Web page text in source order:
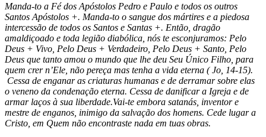
Manda-to a Fé dos Apóstolos Pedro e Paulo e todos os outros
Santos Apóstolos +. Manda-to o sangue dos mártires e a piedosa
intercessão de todos os Santos e Santas +. Então, dragão
amaldiçoado e toda legião diabólica, nós te esconjuramos: Pelo
Deus + Vivo, Pelo Deus + Verdadeiro, Pelo Deus + Santo, Pelo
Deus que tanto amou o mundo que lhe deu Seu Único Filho, para
quem crer n’Ele, não pereça mas tenha a vida eterna ( Jo, 14-15).
Cessa de enganar as criaturas humanas e de derramar sobre elas
o veneno da condenação eterna. Cessa de danificar a Igreja e de
armar laços à sua liberdade.Vai-te embora satanás, inventor e
mestre de enganos, inimigo da salvação dos homens. Cede lugar a
Cristo, em Quem não encontraste nada em tuas obras.